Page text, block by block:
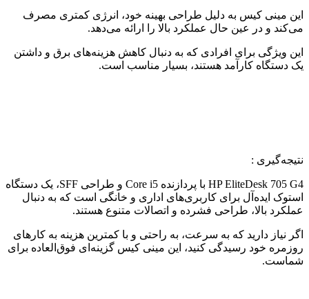
این مینی کیس به دلیل طراحی بهینه خود، انرژی کمتری مصرف
می‌کند و در عین حال عملکرد بالا را ارائه می‌دهد.
این ویژگی برای افرادی که به دنبال کاهش هزینه‌های برق و داشتن
یک دستگاه کارآمد هستند، بسیار مناسب است.
نتیجه‌گیری :
HP EliteDesk 705 G4 با پردازنده Core i5 و طراحی SFF، یک دستگاه
استوک ایده‌آل برای کاربری‌های اداری و خانگی است که به دنبال
عملکرد بالا، طراحی فشرده و اتصالات متنوع هستند.
اگر نیاز دارید که به سرعت، به راحتی و با کمترین هزینه به کارهای
روزمره خود رسیدگی کنید، این مینی کیس گزینه‌ای فوق‌العاده برای
شماست.